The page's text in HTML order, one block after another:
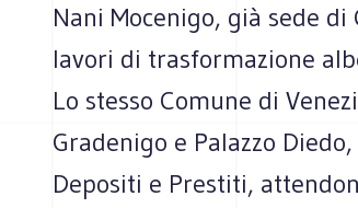
Nani Mocenigo, già sede di
lavori di trasformazione
Lo stesso Comune di
Gradenigo e Palazzo
Depositi e Prestiti,